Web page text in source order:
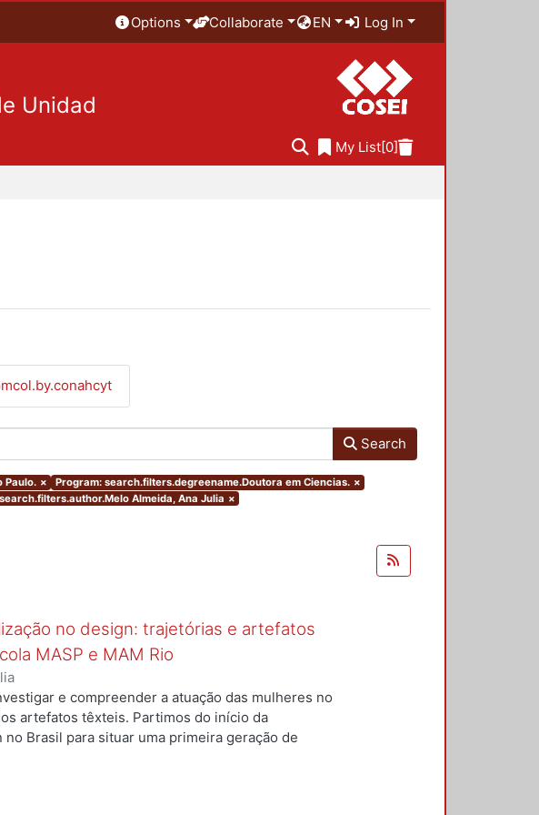
Options Collaborate EN Log In
Unidad
My List[0]
Search
Paulo. × Program: search.filters.degreename.Doutora em Ciencias. ×
Almeida, Ana Julia ×
no design: trajetórias e artefatos
MASP e MAM Rio
e compreender a atuação das mulheres no
artefatos têxteis. Partimos do início da
Brasil para situar uma primeira geração de